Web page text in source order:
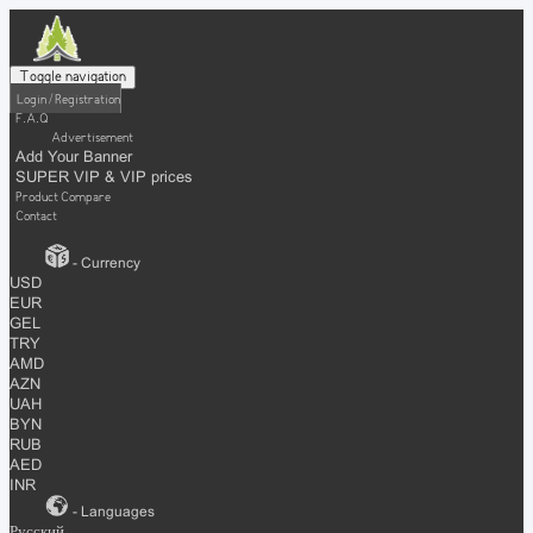
Toggle navigation
Login / Registration
F.A.Q
Advertisement
Add Your Banner
SUPER VIP & VIP prices
Product Compare
Contact
- Currency
USD
EUR
GEL
TRY
AMD
AZN
UAH
BYN
RUB
AED
INR
- Languages